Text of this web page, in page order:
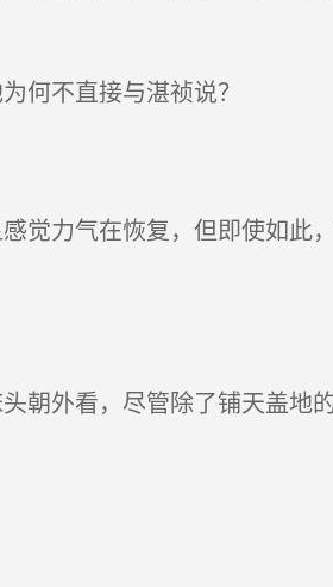
何不直接与湛祯说？
力气在恢复，但即使如此
外看，尽管除了铺天盖地